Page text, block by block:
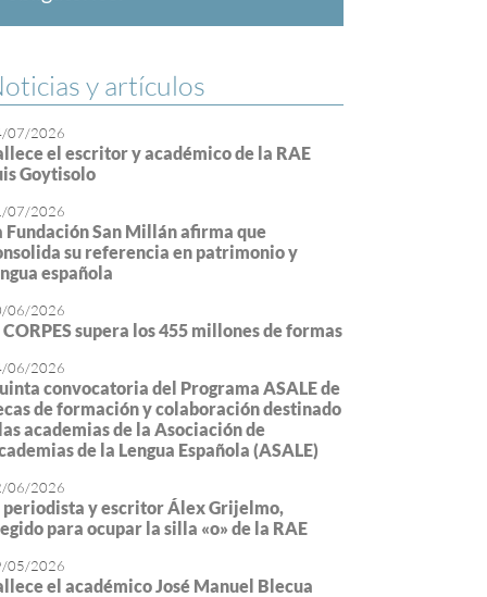
y artículos
07/2026
el escritor y académico de la RAE
Goytisolo
07/2026
Fundación San Millán afirma que
su referencia en patrimonio y
española
06/2026
CORPES supera los 455 millones de formas
06/2026
convocatoria del Programa ASALE de
de formación y colaboración destinado
academias de la Asociación de
de la Lengua Española (ASALE)
06/2026
periodista y escritor Álex Grijelmo,
para ocupar la silla «o» de la RAE
05/2026
el académico José Manuel Blecua